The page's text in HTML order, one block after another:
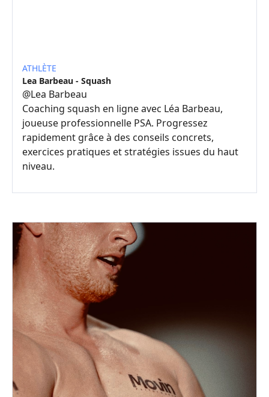
ATHLÈTE
Lea Barbeau - Squash
@Lea Barbeau
Coaching squash en ligne avec Léa Barbeau,
joueuse professionnelle PSA. Progressez
rapidement grâce à des conseils concrets,
exercices pratiques et stratégies issues du haut
niveau.